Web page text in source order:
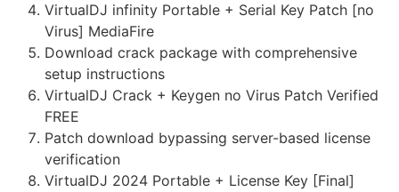
VirtualDJ infinity Portable + Serial Key Patch [no
Virus] MediaFire
Download crack package with comprehensive
setup instructions
VirtualDJ Crack + Keygen no Virus Patch Verified
FREE
Patch download bypassing server-based license
verification
VirtualDJ 2024 Portable + License Key [Final]